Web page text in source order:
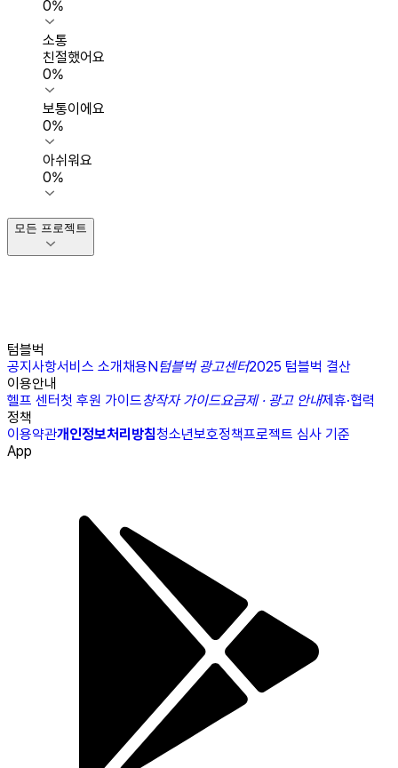
0%
소통
친절했어요
0%
보통이에요
0%
아쉬워요
0%
모든 프로젝트
텀블벅
공지사항서비스 소개채용N텀블벅 광고센터2025 텀블벅 결산
이용안내
헬프 센터첫 후원 가이드창작자 가이드요금제 · 광고 안내제휴·협력
정책
이용약관개인정보처리방침청소년보호정책프로젝트 심사 기준
App